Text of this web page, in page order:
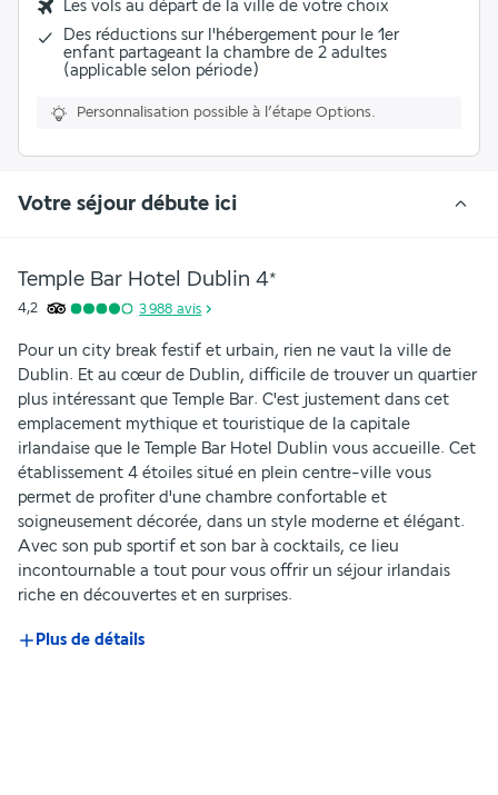
Les vols au départ de la ville de votre choix
Des réductions sur l'hébergement pour le 1er
enfant partageant la chambre de 2 adultes
(applicable selon période)
Personnalisation possible à l’étape Options.
Votre séjour débute ici
Temple Bar Hotel Dublin 4*
4,2 3 988 avis
Pour un city break festif et urbain, rien ne vaut la ville de
Dublin. Et au cœur de Dublin, difficile de trouver un quartier
plus intéressant que Temple Bar. C'est justement dans cet
emplacement mythique et touristique de la capitale
irlandaise que le Temple Bar Hotel Dublin vous accueille. Cet
établissement 4 étoiles situé en plein centre-ville vous
permet de profiter d'une chambre confortable et
soigneusement décorée, dans un style moderne et élégant.
Avec son pub sportif et son bar à cocktails, ce lieu
incontournable a tout pour vous offrir un séjour irlandais
riche en découvertes et en surprises.
Plus de détails